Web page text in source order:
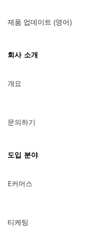
제품 업데이트 (영어)
회사 소개
개요
문의하기
도입 분야
E커머스
티케팅